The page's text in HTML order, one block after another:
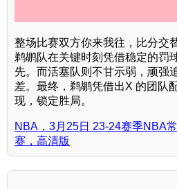
整场比赛双方你来我往，比分交
鹈鹕队在关键时刻凭借稳定的罚
先。而活塞队则不甘示弱，顽强
差。最终，鹈鹕凭借出X 的团队
现，锁定胜局。
NBA，3月25日 23-24赛季NBA
赛，高清版